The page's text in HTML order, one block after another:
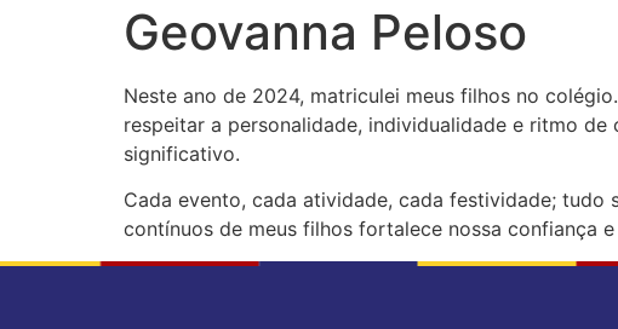
Geovanna Peloso
Neste ano de 2024, matriculei meus filhos no
respeitar a personalidade, individualidade e ritmo
significativo.
Cada evento, cada atividade, cada festividade;
contínuos de meus filhos fortalece nossa confiança